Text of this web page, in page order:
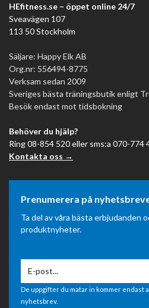
HEfitness.se – öppet online 24/7
Sveavägen 107
113 50 Stockholm
Säljare: Happy Elk AB
Org.nr: 556494-8775
Verksam sedan 2009
Sveriges bästa träningsbutik enligt
Besök endast mot tidsbokning
Behöver du hjälp?
Ring 08-854 520 eller sms:a 070-774
Kontakta oss →
Prenumerera på
Ta del av våra bästa erbjudanden
produktnyheter.
De uppgifter du matar in kommer endast
nyhetsbrev.